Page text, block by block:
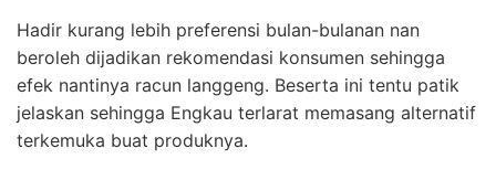
Hadir kurang lebih preferensi bulan-bulanan nan
beroleh dijadikan rekomendasi konsumen sehingga
efek nantinya racun langgeng. Beserta ini tentu patik
jelaskan sehingga Engkau terlarat memasang alternatif
terkemuka buat produknya.